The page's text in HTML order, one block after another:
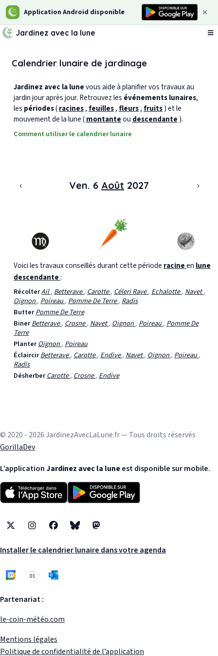
Application Android disponible
Jardinez avec la lune
Calendrier lunaire de jardinage
Jardinez avec la lunevous aide à planifier vos travaux au
jardin jour après jour. Retrouvez les événements lunaires,
les périodes(racines, feuilles, fleurs, fruits) et le
mouvement de la lune (montanteou descendante ).
Comment utiliser le calendrier lunaire
‹ Ven. 6 Août 2027 ›
Voici les travaux conseillés durant cette période racineen lune
descendante:
RécolterAil, Betterave, Carotte, Céleri Rave, Echalotte, Navet,
Oignon, Poireau, Pomme De Terre, Radis
ButterPomme De Terre
BinerBetterave, Crosne, Navet, Oignon, Poireau, Pomme De
Terre
PlanterOignon, Poireau
ÉclaircirBetterave, Carotte, Endive, Navet, Oignon, Poireau,
Radis
DésherberCarotte, Crosne, Endive
© 2020 - 2026 JardinezAvecLaLune.fr — Tous droits réservés
GorillaDev
L’application Jardinez avec la luneest disponible sur mobile.
X InstagramFacebookBlueskyMastodon
Installer le calendrier lunaire dans votre agenda
Partenariat :
le-coin-météo.com
Mentions légales
Politique de confidentialité de l’application